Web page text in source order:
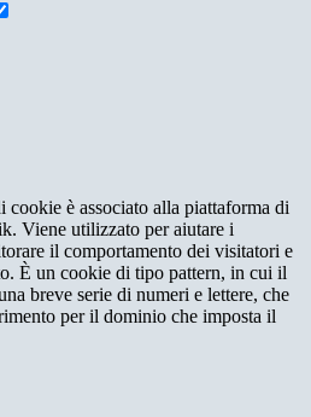
cookie è associato alla piattaforma di
Viene utilizzato per aiutare i
il comportamento dei visitatori e
È un cookie di tipo pattern, in cui il
breve serie di numeri e lettere, che
per il dominio che imposta il